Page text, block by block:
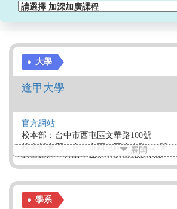
大學
逢甲大學
官方網站
校本部：台中市西屯區文華路100號
校本部東門：台中市西屯區逢大路127號
福星校區：台中市西屯區福星北路98號
中科校區：台中市西屯區東大路一段951號
展開
學系